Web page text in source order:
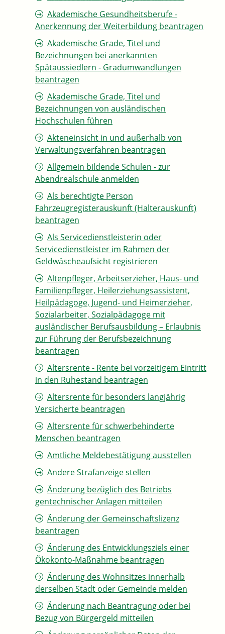
Akademische Gesundheitsberufe -
Anerkennung der Weiterbildung beantragen
Akademische Grade, Titel und
Bezeichnungen bei anerkannten
Spätaussiedlern - Gradumwandlungen
beantragen
Akademische Grade, Titel und
Bezeichnungen von ausländischen
Hochschulen führen
Akteneinsicht in und außerhalb von
Verwaltungsverfahren beantragen
Allgemein bildende Schulen - zur
Abendrealschule anmelden
Als berechtigte Person
Fahrzeugregisterauskunft (Halterauskunft)
beantragen
Als Servicedienstleisterin oder
Servicedienstleister im Rahmen der
Geldwäscheaufsicht registrieren
Altenpfleger, Arbeitserzieher, Haus- und
Familienpfleger, Heilerziehungsassistent,
Heilpädagoge, Jugend- und Heimerzieher,
Sozialarbeiter, Sozialpädagoge mit
ausländischer Berufsausbildung – Erlaubnis
zur Führung der Berufsbezeichnung
beantragen
Altersrente - Rente bei vorzeitigem Eintritt
in den Ruhestand beantragen
Altersrente für besonders langjährig
Versicherte beantragen
Altersrente für schwerbehinderte
Menschen beantragen
Amtliche Meldebestätigung ausstellen
Andere Strafanzeige stellen
Änderung bezüglich des Betriebs
gentechnischer Anlagen mitteilen
Änderung der Gemeinschaftslizenz
beantragen
Änderung des Entwicklungsziels einer
Ökokonto-Maßnahme beantragen
Änderung des Wohnsitzes innerhalb
derselben Stadt oder Gemeinde melden
Änderung nach Beantragung oder bei
Bezug von Bürgergeld mitteilen